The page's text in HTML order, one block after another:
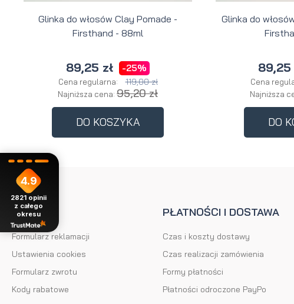
Glinka do włosów Clay Pomade -
Firsthand - 88ml
89,25 zł -25%
Cena regularna: 119,00 zł
Najniższa cena: 95,20 zł
DO KOSZYKA
Glinka do
89,25
Cena
Najniższa
DO
POMOC
Formularz reklamacji
Ustawienia cookies
Formularz zwrotu
Kody rabatowe
PŁATNOŚCI I DOSTAWA
Czas i koszty dostawy
Czas realizacji zamówienia
Formy płatności
Płatności odroczone PayPo
4.9
2821 opinii
z całego
okresu